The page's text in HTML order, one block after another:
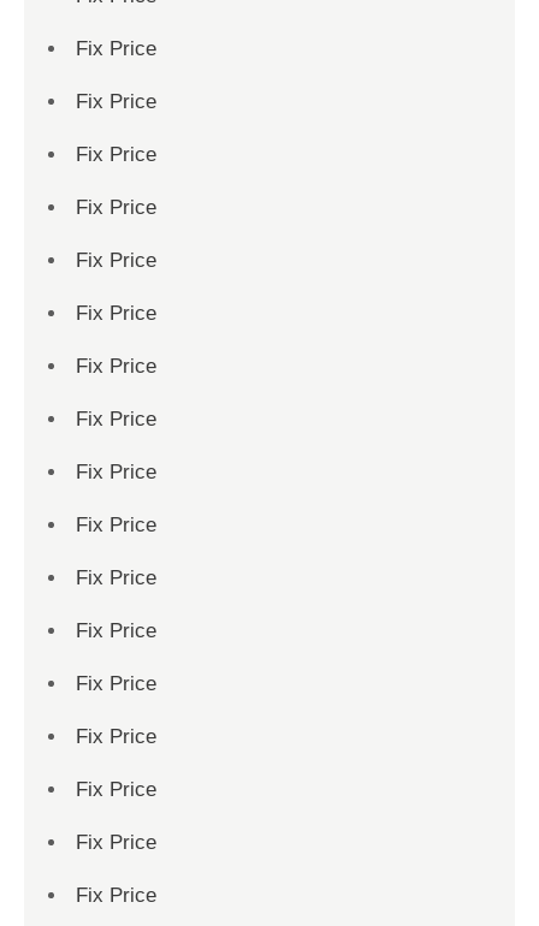
Fix Price
Fix Price
Fix Price
Fix Price
Fix Price
Fix Price
Fix Price
Fix Price
Fix Price
Fix Price
Fix Price
Fix Price
Fix Price
Fix Price
Fix Price
Fix Price
Fix Price